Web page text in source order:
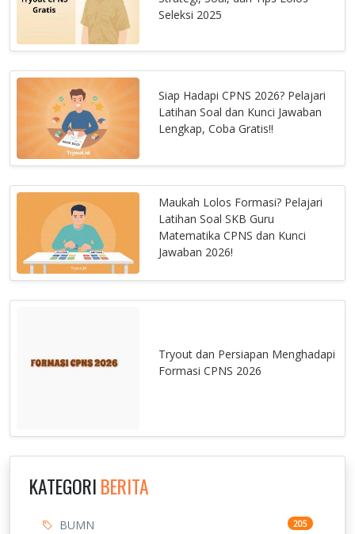
Seleksi 2025
Siap Hadapi CPNS 2026? Pelajari
Latihan Soal dan Kunci Jawaban
Lengkap, Coba Gratis!!
Maukah Lolos Formasi? Pelajari
Latihan Soal SKB Guru
Matematika CPNS dan Kunci
Jawaban 2026!
Tryout dan Persiapan Menghadapi
Formasi CPNS 2026
KATEGORI BERITA
BUMN 205